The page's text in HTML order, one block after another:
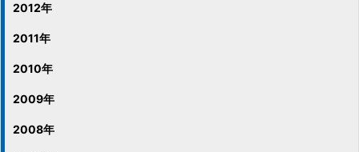
2012年
2011年
2010年
2009年
2008年